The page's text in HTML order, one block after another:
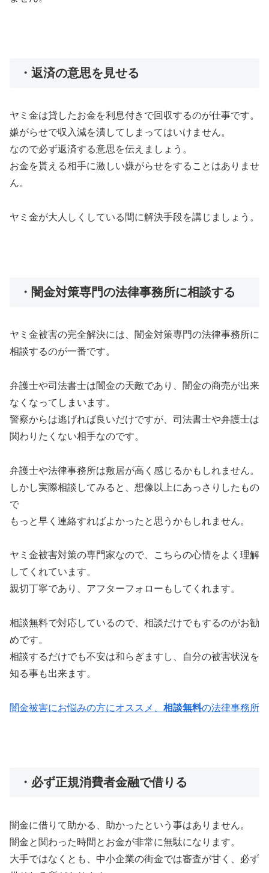
・返済の意思を見せる
ヤミ金は貸したお金を利息付きで回収するのが仕事です。
嫌がらせで収入減を潰してしまってはいけません。
なので必ず返済する意思を伝えましょう。
お金を貰える相手に激しい嫌がらせをすることはありませ
ん。
ヤミ金が大人しくしている間に解決手段を講じましょう。
・闇金対策専門の法律事務所に相談する
ヤミ金被害の完全解決には、闇金対策専門の法律事務所に
相談するのが一番です。
弁護士や司法書士は闇金の天敵であり、闇金の商売が出来
なくなってしまいます。
警察からは逃げれば良いだけですが、司法書士や弁護士は
関わりたくない相手なのです。
弁護士や法律事務所は敷居が高く感じるかもしれません。
しかし実際相談してみると、想像以上にあっさりしたもの
で
もっと早く連絡すればよかったと思うかもしれません。
ヤミ金被害対策の専門家なので、こちらの心情をよく理解
してくれています。
親切丁寧であり、アフターフォローもしてくれます。
相談無料で対応しているので、相談だけでもするのがお勧
めです。
相談するだけでも不安は和らぎますし、自分の被害状況を
知る事も出来ます。
闇金被害にお悩みの方にオススメ、 相談無料の法律事務所
・必ず正規消費者金融で借りる
闇金に借りて助かる、助かったという事はありません。
闇金と関わった時間とお金が非常に無駄になります。
大手ではなくとも、中小企業の街金では審査が甘く、必ず